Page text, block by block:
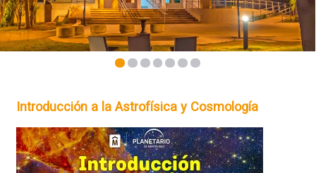
Introducción a la Astrofísica y Cosmología